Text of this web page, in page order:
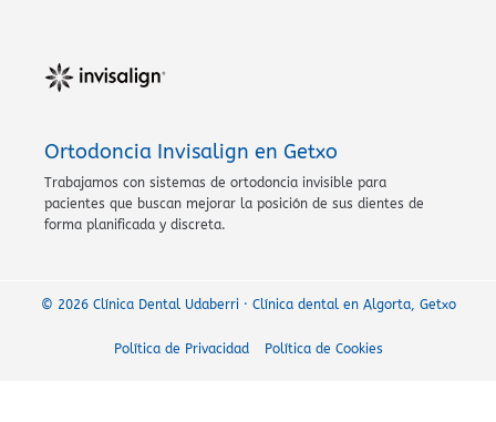
Ortodoncia Invisalign en Getxo
Trabajamos con sistemas de ortodoncia invisible para
pacientes que buscan mejorar la posición de sus dientes de
forma planificada y discreta.
© 2026 Clínica Dental Udaberri · Clínica dental en Algorta, Getxo
Política de Privacidad Política de Cookies